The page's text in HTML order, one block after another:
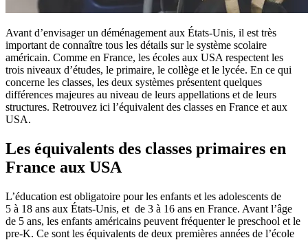
Avant d’envisager un déménagement aux États-Unis, il est très
important de connaître tous les détails sur le système scolaire
américain. Comme en France, les écoles aux USA respectent les
trois niveaux d’études, le primaire, le collège et le lycée. En ce qui
concerne les classes, les deux systèmes présentent quelques
différences majeures au niveau de leurs appellations et de leurs
structures. Retrouvez ici l’équivalent des classes en France et aux
USA.
Les équivalents des classes primaires en
France aux USA
L’éducation est obligatoire pour les enfants et les adolescents de
5 à 18 ans aux États-Unis, et de 3 à 16 ans en France. Avant l’âge
de 5 ans, les enfants américains peuvent fréquenter le preschool et le
pre-K. Ce sont les équivalents de deux premières années de l’école